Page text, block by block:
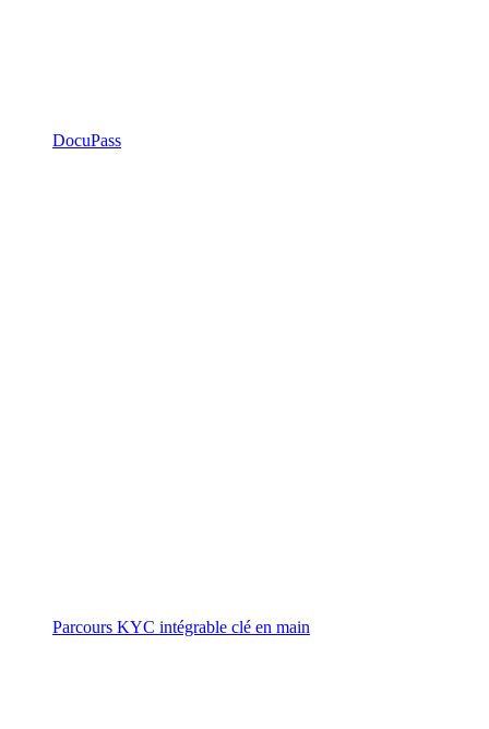
DocuPass
Parcours KYC intégrable clé en main